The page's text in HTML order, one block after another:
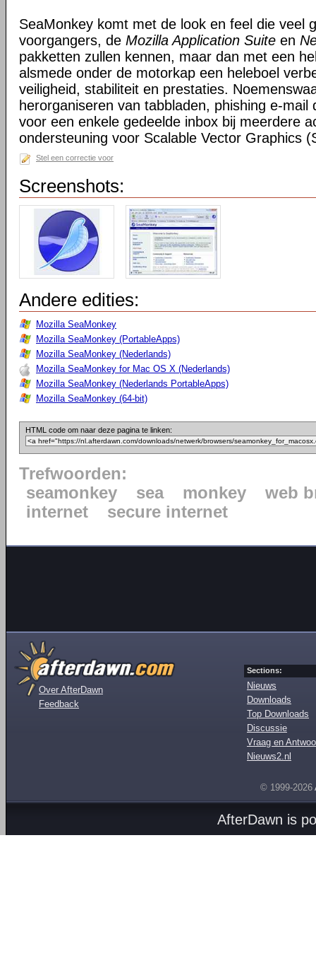
SeaMonkey komt met de look en feel die veel
voorgangers, de Mozilla Application Suite en
pakketten zullen kennen, maar dan met een
alsmede onder de motorkap een heleboel
veiligheid, stabiliteit en prestaties.
herorganiseren van tabbladen, phishing e-mail
voor een enkele gedeelde inbox bij meerdere
ondersteuning voor Scalable Vector Graphics
Stel een correctie voor
Screenshots:
Andere edities:
Mozilla SeaMonkey
Mozilla SeaMonkey (PortableApps)
Mozilla SeaMonkey (Nederlands)
Mozilla SeaMonkey for Mac OS X (Nederlands)
Mozilla SeaMonkey (Nederlands PortableApps)
Mozilla SeaMonkey (64-bit)
HTML code om naar deze pagina te linken:
Trefwoorden:
seamonkey
sea monkey
web
internet
secure internet
Over AfterDawn
Feedback
Sections:
Nieuws
Downloads
Top Downloads
Discussie
Vraag en
Nieuws2.nl
© 1999-2026
AfterDawn is